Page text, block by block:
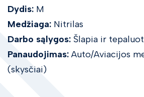
Dydis: M
Medžiaga: Nitrilas
Darbo sąlygos: Šlapia ir
Panaudojimas: Auto/Aviacijos
(skysčiai)